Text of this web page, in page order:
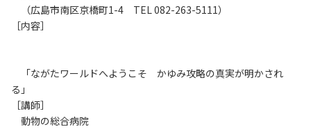
（広島市南区京橋町1-4 TEL 082-263-5111）
［内容］
「ながたワールドへようこそ かゆみ攻略の真実が明かされ
る」
［講師］
動物の総合病院